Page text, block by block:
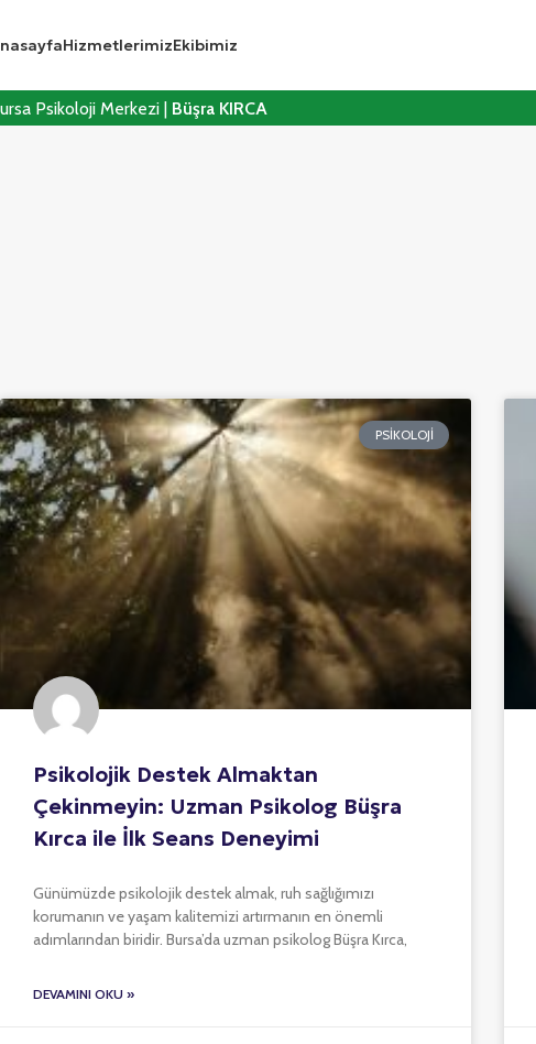
HizmetlerimizEkibimiz
Psikoloji Merkezi | Büşra KIRCA
PSIKOLOJI
Psikolojik Destek Almaktan
Çekinmeyin: Uzman Psikolog Büşra
Kırca ile İlk Seans Deneyimi
Günümüzde psikolojik destek almak, ruh sağlığımızı
korumanın ve yaşam kalitemizi artırmanın en önemli
adımlarından biridir. Bursa’da uzman psikolog Büşra Kırca,
DEVAMINI OKU »